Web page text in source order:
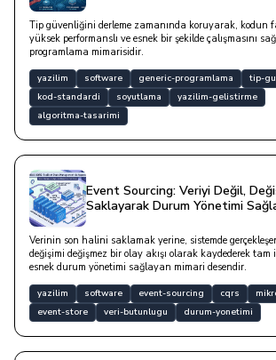
Tip güvenliğini derleme zamanında koruyarak, kodun
yüksek performanslı ve esnek bir şekilde çalışmasını
programlama mimarisidir.
yazilim software generic-programlama
tip-
kod-standardi
soyutlama
yazilim-gelistirme
algoritma-tasarimi
Event Sourcing: Veriyi Değil,
Saklayarak Durum Yönetimi
Verinin son halini saklamak yerine, sistemde
değişimi değişmez bir olay akışı olarak kaydederek
esnek durum yönetimi sağlayan mimari desendir.
yazilim software event-sourcing cqrs
event-store
veri-butunlugu durum-yonetimi